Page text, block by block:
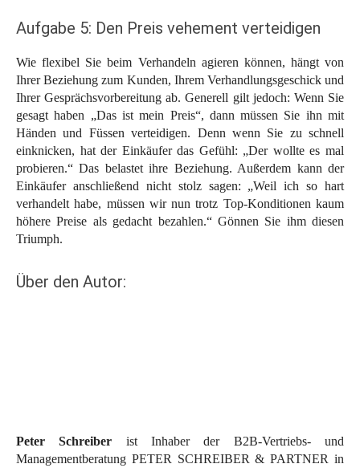
Aufgabe 5: Den Preis vehement verteidigen
Wie flexibel Sie beim Verhandeln agieren können, hängt von
Ihrer Beziehung zum Kunden, Ihrem Verhandlungsgeschick und
Ihrer Gesprächsvorbereitung ab. Generell gilt jedoch: Wenn Sie
gesagt haben „Das ist mein Preis“, dann müssen Sie ihn mit
Händen und Füssen verteidigen. Denn wenn Sie zu schnell
einknicken, hat der Einkäufer das Gefühl: „Der wollte es mal
probieren.“ Das belastet ihre Beziehung. Außerdem kann der
Einkäufer anschließend nicht stolz sagen: „Weil ich so hart
verhandelt habe, müssen wir nun trotz Top-Konditionen kaum
höhere Preise als gedacht bezahlen.“ Gönnen Sie ihm diesen
Triumph.
Über den Autor:
Peter Schreiber ist Inhaber der B2B-Vertriebs- und
Managementberatung PETER SCHREIBER & PARTNER in